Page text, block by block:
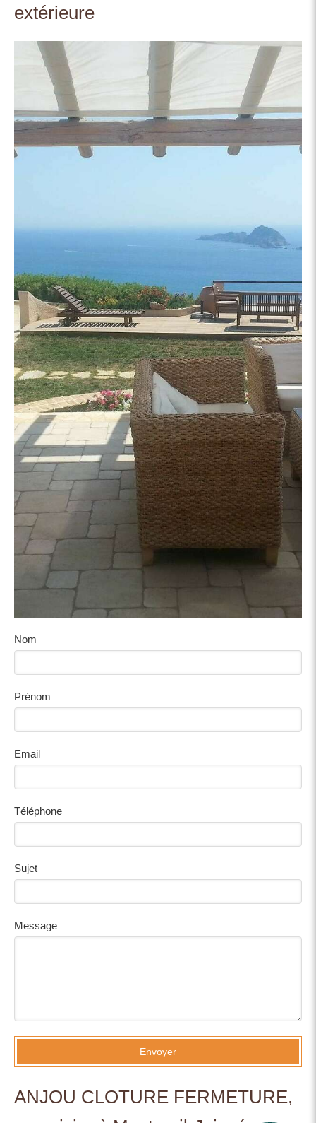
extérieure
Nom
Prénom
Email
Téléphone
Sujet
Message
Envoyer
ANJOU CLOTURE FERMETURE,